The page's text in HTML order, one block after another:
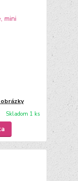
obrázky
Skladom 1 ks